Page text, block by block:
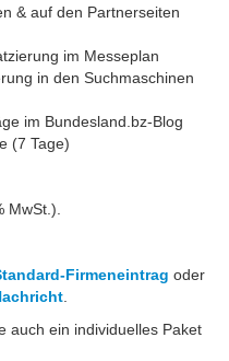
& auf den Partnerseiten
im Messeplan
in den Suchmaschinen
im Bundesland.bz-Blog
(7 Tage)
MwSt.).
Firmeneintrag oder
auch ein individuelles Paket